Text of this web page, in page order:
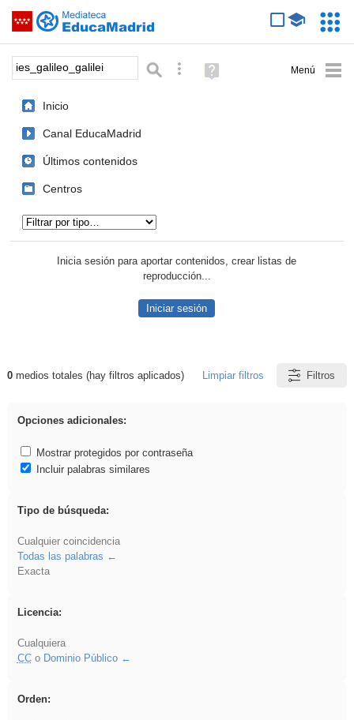
Saltar navegación
Palabra o frase: Búsqueda avanzada
Ayuda
(en
Inicio
Canal EducaMadrid
Últimos contenidos
Centros
Inicia sesión para aportar contenidos, crear listas de
reproducción...
Iniciar sesión
Resultados de: ies_galileo_galilei
0medios totales (hay filtros aplicados) Limpiar filtros Filtros
Opciones adicionales:
Mostrar protegidos por contraseña
Incluir palabras similares
Tipo de búsqueda:
Cualquier coincidencia
Todas las palabras
Exacta
Licencia:
Cualquiera
CCo Dominio Público
Orden: